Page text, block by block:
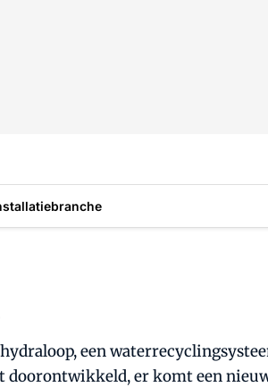
een
er komt een